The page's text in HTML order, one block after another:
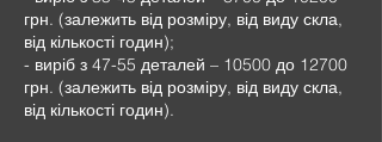
грн. (залежить від розміру, від виду скла,
від кількості годин);
- виріб з 47-55 деталей – 10500 до 12700
грн. (залежить від розміру, від виду скла,
від кількості годин).